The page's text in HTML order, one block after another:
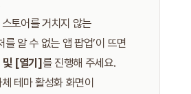
토어를 거치지 않는
를 알 수 없는 앱 팝업’이 뜨면
[열기]를 진행해 주세요.
테마 활성화 화면이